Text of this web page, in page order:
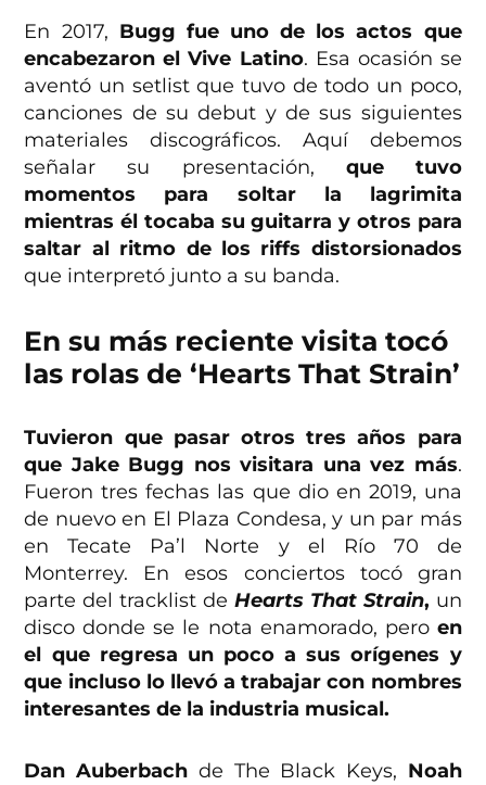
En 2017, Bugg fue uno de los actos que
encabezaron el Vive Latino. Esa ocasión se
aventó un setlist que tuvo de todo un poco,
canciones de su debut y de sus siguientes
materiales discográficos. Aquí debemos
señalar su presentación, que tuvo
momentos para soltar la lagrimita
mientras él tocaba su guitarra y otros para
saltar al ritmo de los riffs distorsionados
que interpretó junto a su banda.
En su más reciente visita tocó
las rolas de ‘Hearts That Strain’
Tuvieron que pasar otros tres años para
que Jake Bugg nos visitara una vez más.
Fueron tres fechas las que dio en 2019, una
de nuevo en El Plaza Condesa, y un par más
en Tecate Pa’l Norte y el Río 70 de
Monterrey. En esos conciertos tocó gran
parte del tracklist de Hearts That Strain, un
disco donde se le nota enamorado, peroen
el que regresa un poco a sus orígenes y
que incluso lo llevó a trabajar con nombres
interesantes de la industria musical.
Dan Auberbach de The Black Keys, Noah